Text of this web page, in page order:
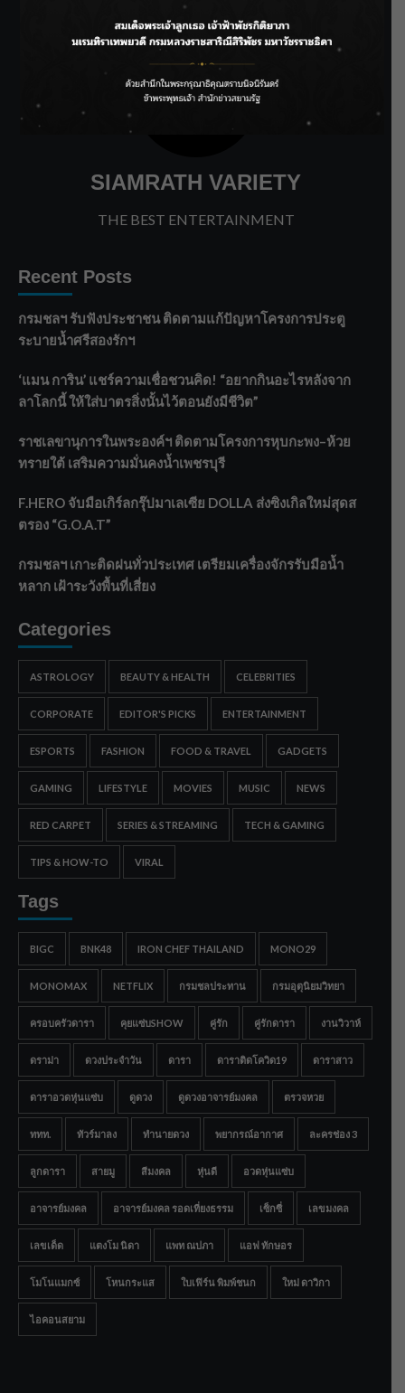
SIAMRATH VARIETY
THE BEST ENTERTAINMENT
Recent Posts
กรมชลฯ รับฟังประชาชน ติดตามแก้ปัญหาโครงการประตู
ระบายน้ำศรีสองรักฯ
‘แมน การิน’ แชร์ความเชื่อชวนคิด! “อยากกินอะไรหลังจาก
ลาโลกนี้ ให้ใส่บาตรสิ่งนั้นไว้ตอนยังมีชีวิต”
ราชเลขานุการในพระองค์ฯ ติดตามโครงการหุบกะพง–ห้วย
ทรายใต้ เสริมความมั่นคงน้ำเพชรบุรี
F.HERO จับมือเกิร์ลกรุ๊ปมาเลเซีย DOLLA ส่งซิงเกิลใหม่สุดส
ตรอง “G.O.A.T”
กรมชลฯ เกาะติดฝนทั่วประเทศ เตรียมเครื่องจักรรับมือน้ำ
หลาก เฝ้าระวังพื้นที่เสี่ยง
Categories
ASTROLOGY BEAUTY & HEALTH CELEBRITIES
CORPORATE EDITOR'S PICKS ENTERTAINMENT
ESPORTS FASHION FOOD & TRAVEL GADGETS
GAMING LIFESTYLE MOVIES MUSIC NEWS
RED CARPET SERIES & STREAMING TECH & GAMING
TIPS & HOW-TO VIRAL
Tags
BIGC BNK48 IRON CHEF THAILAND MONO29
MONOMAX NETFLIX กรมชลประทาน กรมอุตุนิยมวิทยา
ครอบครัวดารา คุยแซ่บSHOW คู่รัก คู่รักดารา งานวิวาห์
ดราม่า ดวงประจำวัน ดารา ดาราติดโควิด19 ดาราสาว
ดาราอวดหุ่นแซ่บ ดูดวง ดูดวงอาจารย์มงคล ตรวจหวย
ททท. ทัวร์มาลง ทำนายดวง พยากรณ์อากาศ ละครช่อง 3
ลูกดารา สายมู สีมงคล หุ่นดี อวดหุ่นแซ่บ
อาจารย์มงคล อาจารย์มงคล รอดเที่ยงธรรม เซ็กซี่ เลขมงคล
เลขเด็ด แตงโม นิดา แพท ณปภา แอฟ ทักษอร
โมโนแมกซ์ โหนกระแส ใบเฟิร์น พิมพ์ชนก ใหม่ ดาวิกา
ไอคอนสยาม